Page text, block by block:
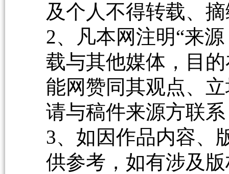
及个人不得转载、
2、凡本网注明“来
载与其他媒体，目
能网赞同其观点、
请与稿件来源方联
3、如因作品内容、
供参考，如有涉及